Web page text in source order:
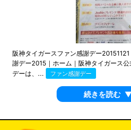
阪神タイガースファン感謝デー
謝デー2015｜ホーム｜阪神タイガース
デーは、...
ファン感謝デー
続きを読む